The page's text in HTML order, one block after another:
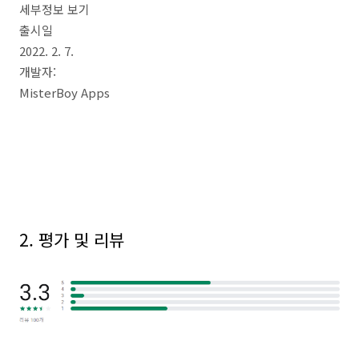
세부정보 보기
출시일
2022. 2. 7.
개발자:
MisterBoy Apps
2. 평가 및 리뷰